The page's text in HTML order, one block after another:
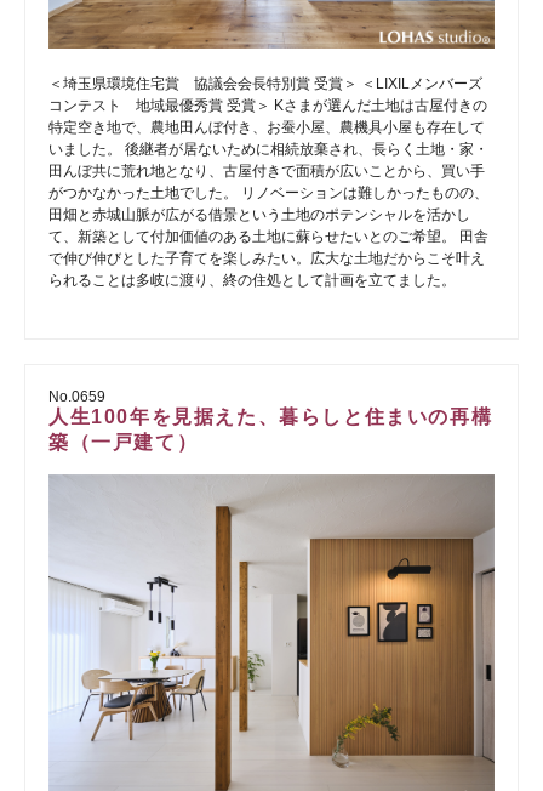
＜埼玉県環境住宅賞 協議会会長特別賞 受賞＞ ＜LIXILメンバーズ
コンテスト 地域最優秀賞 受賞＞ Kさまが選んだ土地は古屋付きの
特定空き地で、農地田んぼ付き、お蚕小屋、農機具小屋も存在して
いました。 後継者が居ないために相続放棄され、長らく土地・家・
田んぼ共に荒れ地となり、古屋付きで面積が広いことから、買い手
がつかなかった土地でした。 リノベーションは難しかったものの、
田畑と赤城山脈が広がる借景という土地のポテンシャルを活かし
て、新築として付加価値のある土地に蘇らせたいとのご希望。 田舎
で伸び伸びとした子育てを楽しみたい。広大な土地だからこそ叶え
られることは多岐に渡り、終の住処として計画を立てました。
No.0659
人生100年を見据えた、暮らしと住まいの再構
築（一戸建て）